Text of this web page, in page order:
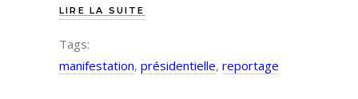
LIRE LA SUITE
Tags:
manifestation, présidentielle, reportage